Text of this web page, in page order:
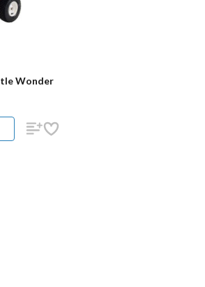
Wonder